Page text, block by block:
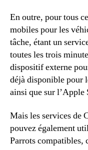
En outre, pour tous
mobiles pour les
tâche, étant un
toutes les trois
dispositif externe
déjà disponible pour
ainsi que sur l’Apple
Mais les services de
pouvez également
Parrots compatibles,